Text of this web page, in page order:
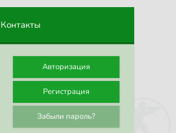
Контакты
Авторизация
Регистрация
Забыли пароль?